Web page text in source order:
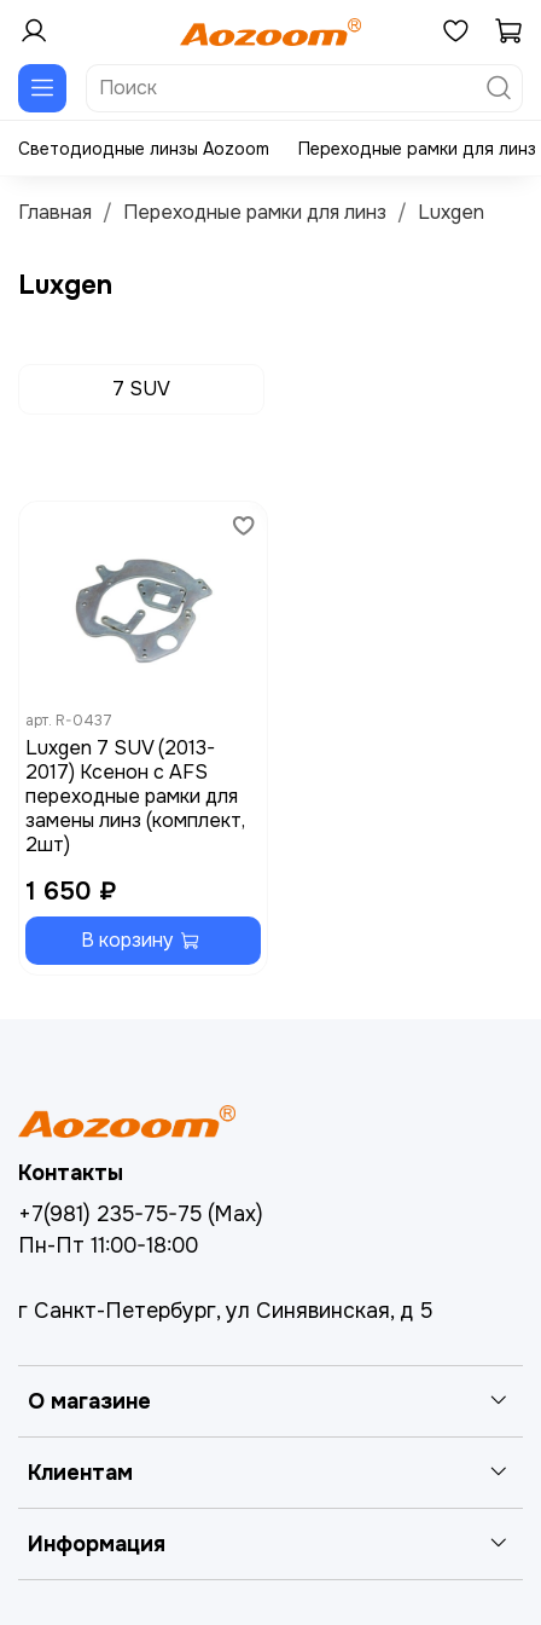
Светодиодные линзы Aozoom Переходные рамки для линз
Главная Переходные рамки для линз Luxgen
Luxgen
7 SUV
арт. R-0437
Luxgen 7 SUV (2013-
2017) Ксенон c AFS
переходные рамки для
замены линз (комплект,
2шт)
1 650 ₽
В корзину
О магазине
Клиентам
Информация
Контакты
+7(981) 235-75-75 (Max)
Пн-Пт 11:00-18:00
г Санкт-Петербург, ул Синявинская, д 5